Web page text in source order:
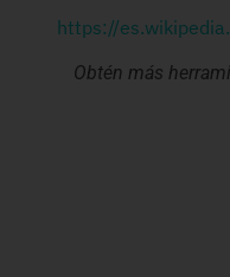
https://
Obtén más